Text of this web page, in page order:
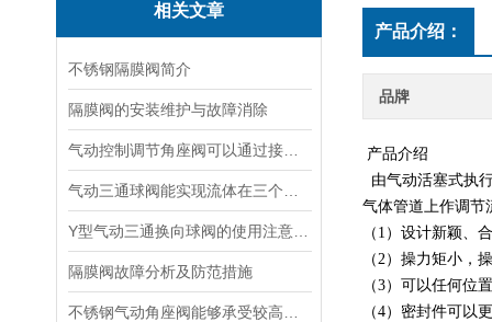
相关文章
不锈钢隔膜阀简介
隔膜阀的安装维护与故障消除
隔膜阀故障分析及防范措施
产品介绍：
品牌
产品介绍
由气动活塞式执
气体管道上作调节
（1）设计新颖、
（2）操力矩小，
（3）可以任何位
（4）密封件可以